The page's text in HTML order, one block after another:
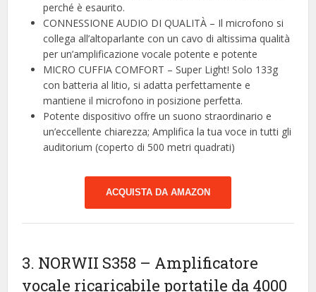
perché è esaurito.
CONNESSIONE AUDIO DI QUALITÀ – Il microfono si
collega all’altoparlante con un cavo di altissima qualità
per un’amplificazione vocale potente e potente
MICRO CUFFIA COMFORT – Super Light! Solo 133g
con batteria al litio, si adatta perfettamente e
mantiene il microfono in posizione perfetta.
Potente dispositivo offre un suono straordinario e
un’eccellente chiarezza; Amplifica la tua voce in tutti gli
auditorium (coperto di 500 metri quadrati)
ACQUISTA DA AMAZON
3. NORWII S358 – Amplificatore
vocale ricaricabile portatile da 4000